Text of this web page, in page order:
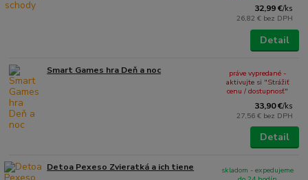
32,99 €/ks
26,82 € bez DPH
Detail
Smart Games hra Deň a noc
33,90 €/ks
27,56 € bez DPH
práve vypredané -
aktivujte si "Strážiť
cenu / dostupnosť"
Detail
Detoa Pexeso Zvieratká a ich tiene
skladom - expedujeme